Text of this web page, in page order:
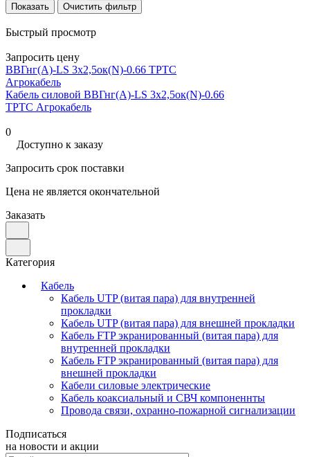
Очистить фильтр
Быстрый просмотр
Запросить цену
ВВГнг(А)-LS 3х2,5ок(N)-0.66 ТРТС
Агрокабель
Кабель силовой ВВГнг(А)-LS 3х2,5ок(N)-0.66
ТРТС Агрокабель
0
Доступно к заказу
Запросить срок поставки
Цена не является окончательной
Заказать
Категория
Кабель
Кабель UTP (витая пара) для внутренней
прокладки
Кабель UTP (витая пара) для внешней прокладки
Кабель FTP экранированный (витая пара) для
внутренней прокладки
Кабель FTP экранированный (витая пара) для
внешней прокладки
Кабели силовые электрические
Кабель коаксиальный и СВЧ компоненнты
Провода связи, охранно-пожарной сигнализации
Подписаться
на новости и акции